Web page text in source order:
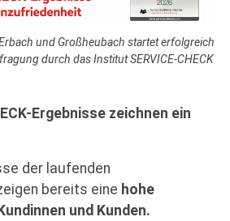
und Großheubach startet erfolgreich
durch das Institut SERVICE-CHECK
Ergebnisse zeichnen ein
der laufenden
bereits eine hohe
und Kunden.